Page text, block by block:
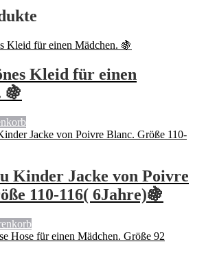
Kleid für einen
🍇
Kinder Jacke von Poivre
110-116( 6Jahre)🍇